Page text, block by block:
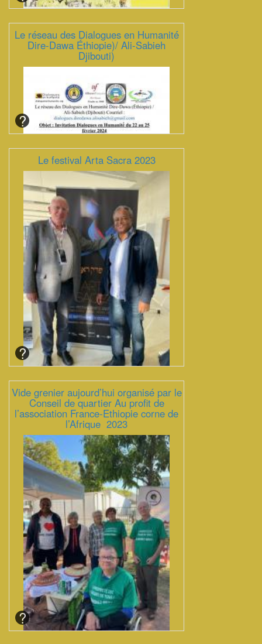
Le réseau des Dialogues en Humanité́
Dire-Dawa Éthiopie)/ Ali-Sabieh
Djibouti)
Le festival Arta Sacra 2023
Vide grenier aujourd’hui organisé par le
Conseil de quartier Au profit de
l’association France-Ethiopie corne de
l’Afrique 2023